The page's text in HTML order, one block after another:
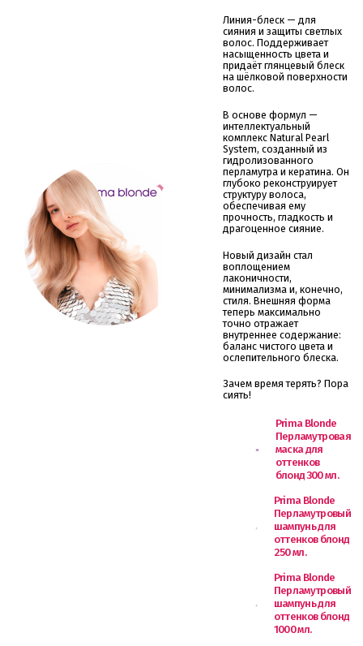
Линия-блеск — для
сияния и защиты светлых
волос. Поддерживает
насыщенность цвета и
придаёт глянцевый блеск
на шёлковой поверхности
волос.
В основе формул —
интеллектуальный
комплекс Natural Pearl
System, созданный из
гидролизованного
перламутра и кератина. Он
глубоко реконструирует
структуру волоса,
обеспечивая ему
прочность, гладкость и
драгоценное сияние.
Новый дизайн стал
воплощением
лаконичности,
минимализма и, конечно,
стиля. Внешняя форма
теперь максимально
точно отражает
внутреннее содержание:
баланс чистого цвета и
ослепительного блеска.
Зачем время терять? Пора
сиять!
Prima Blonde
Перламутровая
маска для
оттенков
блонд 300 мл.
Prima Blonde
Перламутровый
шампунь для
оттенков блонд
250 мл.
Prima Blonde
Перламутровый
шампунь для
оттенков блонд
1000 мл.